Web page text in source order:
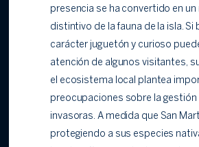
presencia se ha convertido en un
distintivo de la fauna de la isla. Si
carácter juguetón y curioso
atención de algunos visitantes,
el ecosistema local plantea
preocupaciones sobre la gestión
invasoras. A medida que San
protegiendo a sus especies